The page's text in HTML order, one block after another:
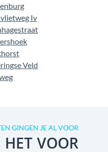
Iv
Veld
GINGEN JE AL VOOR
VOOR